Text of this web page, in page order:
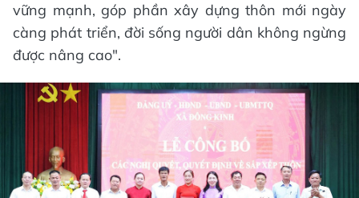
vững mạnh, góp phần xây dựng thôn mới ngày
càng phát triển, đời sống người dân không ngừng
được nâng cao".